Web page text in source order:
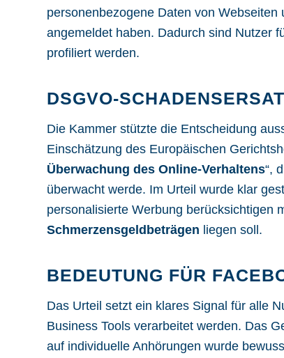
personenbezogene Daten von
angemeldet haben. Dadurch sind Nutzer
profiliert werden.
DSGVO-
Die Kammer stützte die Entscheidung
Einschätzung des Europäischen
Überwachung des Online-Verhaltens“,
überwacht werde. Im Urteil wurde klar
personalisierte Werbung berücksichtigen
Schmerzensgeldbeträgen liegen soll.
BEDEUTUNG FÜR
Das Urteil setzt ein klares Signal für alle
Business Tools verarbeitet werden. Das
auf individuelle Anhörungen wurde